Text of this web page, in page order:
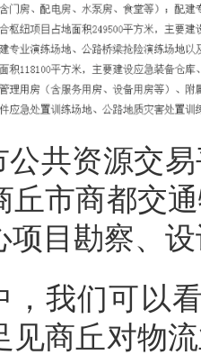
公共资源交
丘市商都交
项目勘察、
，我们可以
见商丘对物